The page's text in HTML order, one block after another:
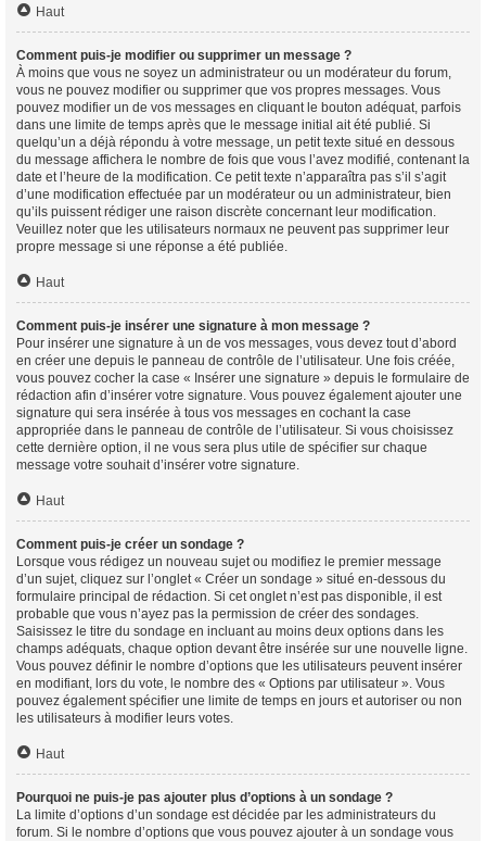
Haut
Comment puis-je modifier ou supprimer un message ?
À moins que vous ne soyez un administrateur ou un modérateur du forum,
vous ne pouvez modifier ou supprimer que vos propres messages. Vous
pouvez modifier un de vos messages en cliquant le bouton adéquat, parfois
dans une limite de temps après que le message initial ait été publié. Si
quelqu’un a déjà répondu à votre message, un petit texte situé en dessous
du message affichera le nombre de fois que vous l’avez modifié, contenant la
date et l’heure de la modification. Ce petit texte n’apparaîtra pas s’il s’agit
d’une modification effectuée par un modérateur ou un administrateur, bien
qu’ils puissent rédiger une raison discrète concernant leur modification.
Veuillez noter que les utilisateurs normaux ne peuvent pas supprimer leur
propre message si une réponse a été publiée.
Haut
Comment puis-je insérer une signature à mon message ?
Pour insérer une signature à un de vos messages, vous devez tout d’abord
en créer une depuis le panneau de contrôle de l’utilisateur. Une fois créée,
vous pouvez cocher la case « Insérer une signature » depuis le formulaire de
rédaction afin d’insérer votre signature. Vous pouvez également ajouter une
signature qui sera insérée à tous vos messages en cochant la case
appropriée dans le panneau de contrôle de l’utilisateur. Si vous choisissez
cette dernière option, il ne vous sera plus utile de spécifier sur chaque
message votre souhait d’insérer votre signature.
Haut
Comment puis-je créer un sondage ?
Lorsque vous rédigez un nouveau sujet ou modifiez le premier message
d’un sujet, cliquez sur l’onglet « Créer un sondage » situé en-dessous du
formulaire principal de rédaction. Si cet onglet n’est pas disponible, il est
probable que vous n’ayez pas la permission de créer des sondages.
Saisissez le titre du sondage en incluant au moins deux options dans les
champs adéquats, chaque option devant être insérée sur une nouvelle ligne.
Vous pouvez définir le nombre d’options que les utilisateurs peuvent insérer
en modifiant, lors du vote, le nombre des « Options par utilisateur ». Vous
pouvez également spécifier une limite de temps en jours et autoriser ou non
les utilisateurs à modifier leurs votes.
Haut
Pourquoi ne puis-je pas ajouter plus d’options à un sondage ?
La limite d’options d’un sondage est décidée par les administrateurs du
forum. Si le nombre d’options que vous pouvez ajouter à un sondage vous